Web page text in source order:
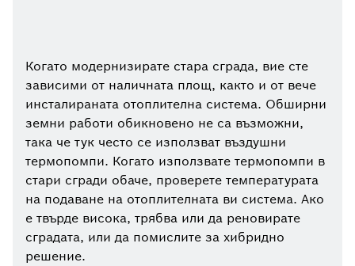
Когато модернизирате стара сграда, вие сте
зависими от наличната площ, както и от вече
инсталираната отоплителна система. Обширни
земни работи обикновено не са възможни,
така че тук често се използват въздушни
термопомпи. Когато използвате термопомпи в
стари сгради обаче, проверете температурата
на подаване на отоплителната ви система. Ако
е твърде висока, трябва или да реновирате
сградата, или да помислите за хибридно
решение.